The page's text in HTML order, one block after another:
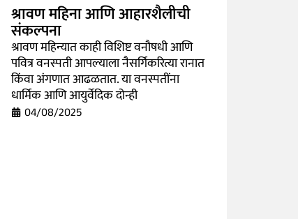
श्रावण महिना आणि आहारशैलीची
संकल्पना
श्रावण महिन्यात काही विशिष्ट वनौषधी आणि
पवित्र वनस्पती आपल्याला नैसर्गिकरित्या रानात
किंवा अंगणात आढळतात. या वनस्पतींना
धार्मिक आणि आयुर्वेदिक दोन्ही
04/08/2025